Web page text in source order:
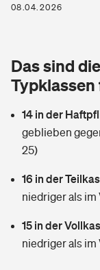
Zur Übersicht
Tools
Wer versichert
Sie haben Fragen?
Glasversicherung
Kinderinvalidität
Hundehalter-
Private
Dread-Disease-
Zur Übersicht
Tools
Wer versichert
08.04.2026
Das sind
Typklassen
14 in der
geblieben
25)
16 in der
niedriger als im
15 in der
niedriger als im